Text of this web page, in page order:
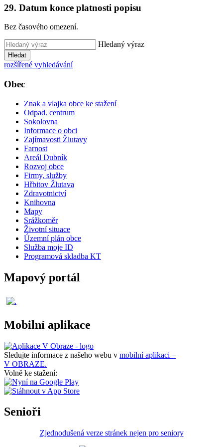
29. Datum konce platnosti popisu
Bez časového omezení.
Hledaný výraz
Hledat
rozšířené vyhledávání
Obec
Znak a vlajka obce ke stažení
Odpad. centrum
Sokolovna
Informace o obci
Zajímavosti Žlutavy
Farnost
Areál Dubník
Rozvoj obce
Firmy, služby
Hřbitov Žlutava
Zdravotnictví
Knihovna
Mapy
Srážkoměr
Životní situace
Územní plán obce
Služba moje ID
Programová skladba KT
Mapový portál
Mobilní aplikace
Sledujte informace z našeho webu v mobilní aplikaci –
V OBRAZE.
Volně ke stažení:
Senioři
Zjednodušená verze stránek nejen pro seniory